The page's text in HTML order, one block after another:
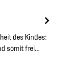
des Kindes:
somit frei…